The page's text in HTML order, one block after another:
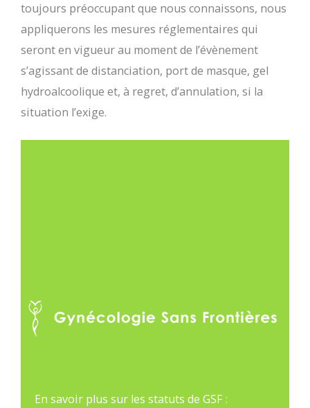
toujours préoccupant que nous connaissons, nous
appliquerons les mesures réglementaires qui
seront en vigueur au moment de l’évènement
s’agissant de distanciation, port de masque, gel
hydroalcoolique et, à regret, d’annulation, si la
situation l’exige.
En savoir plus sur les statuts de GSF :